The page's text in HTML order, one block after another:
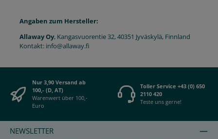
Angaben zum Hersteller:
Allaway Oy, Kangasvuorentie 32, 40351 Jyväskylä, Finnland
Kontakt: info@allaway.fi
Nur 3,90 Versand ab
100,- (D, AT)
Warenwert über 100,-
Euro
Toller Service +43 (0) 650
2110 420
Teste uns gerne!
NEWSLETTER